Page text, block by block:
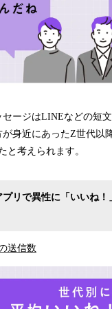
ージはLINEなどの短
身近にあったZ世代
と考えられます。
リで異性に「いいね
送信数